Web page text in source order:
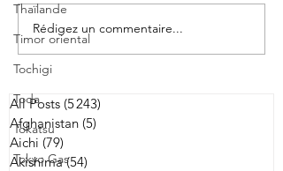
Thaïlande
Timor oriental
Tochigi
Toda
Tokatsu
Tokyo Gas
Sagamihara signe l'ailier
Masayoshi Takezawa
Rédigez un commentaire...
All Posts (5 243)
Afghanistan (5)
Aichi (79)
Akishima (54)